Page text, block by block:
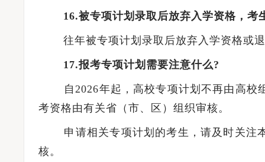
16.被专项计划录取后放弃入学资格，考
往年被专项计划录取后放弃入学资格或退
17.报考专项计划需要注意什么?
自2026年起，高校专项计划不再由高校
考资格由有关省（市、区）组织审核。
申请相关专项计划的考生，请及时关注本
核。